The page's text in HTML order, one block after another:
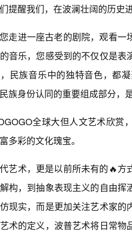
提醒我们，在波澜壮阔的历史
走进一座古老的剧院，观看
音乐，您感受到的不仅仅是
民族音乐中的独特音色，都
族身份认同的重要组成部分，
全球大但人文艺术欣赏
多彩的文化瑰宝。
艺术，更是以前所未有的🔥方
构，到抽象表现主义的自由
现实，而是更加关注艺术家
术的定义，波普艺术将日常